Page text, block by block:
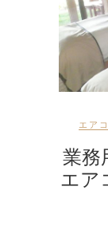
エア
業務
エア